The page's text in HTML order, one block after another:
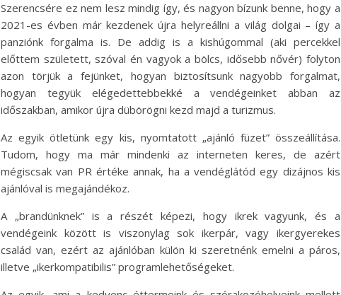
Szerencsére ez nem lesz mindig így, és nagyon bízunk benne, hogy a
2021-es évben már kezdenek újra helyreállni a világ dolgai – így a
panziónk forgalma is. De addig is a kishúgommal (aki percekkel
előttem született, szóval én vagyok a bölcs, idősebb nővér) folyton
azon törjük a fejünket, hogyan biztosítsunk nagyobb forgalmat,
hogyan tegyük elégedettebbekké a vendégeinket abban az
időszakban, amikor újra dübörögni kezd majd a turizmus.
Az egyik ötletünk egy kis, nyomtatott „ajánló füzet” összeállítása.
Tudom, hogy ma már mindenki az interneten keres, de azért
mégiscsak van PR értéke annak, ha a vendéglátód egy dizájnos kis
ajánlóval is megajándékoz.
A „brandünknek” is a részét képezi, hogy ikrek vagyunk, és a
vendégeink között is viszonylag sok ikerpár, vagy ikergyerekes
család van, ezért az ajánlóban külön ki szeretnénk emelni a páros,
illetve „ikerkompatibilis” programlehetőségeket.